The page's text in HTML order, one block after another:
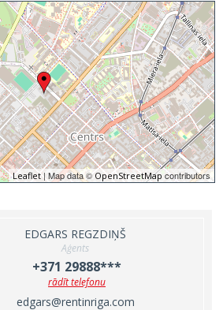
Leaflet| Map data © OpenStreetMap contributors
EDGARS REGZDIŅŠ
Aģents
+371 29888***
rādīt telefonu
edgars@rentinriga.com